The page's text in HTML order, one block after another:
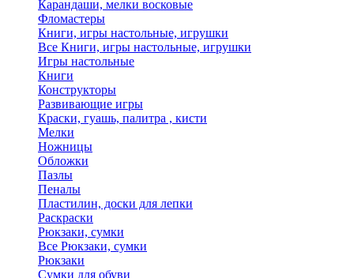
Карандаши, мелки восковые
Фломастеры
Книги, игры настольные, игрушки
Все Книги, игры настольные, игрушки
Игры настольные
Книги
Конструкторы
Развивающие игры
Краски, гуашь, палитра , кисти
Мелки
Ножницы
Обложки
Пазлы
Пеналы
Пластилин, доски для лепки
Раскраски
Рюкзаки, сумки
Все Рюкзаки, сумки
Рюкзаки
Сумки для обуви